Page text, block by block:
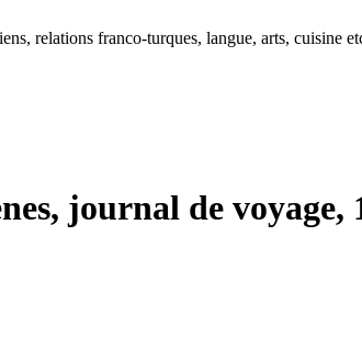
relations franco-turques, langue, arts, cuisine
journal de